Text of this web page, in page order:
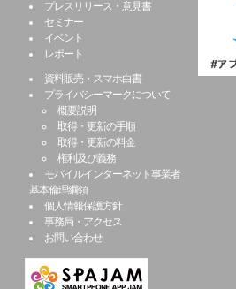
プレスリリース・意見書
セミナー
イベント
レポート
資料販売・スマホ白書
プライバシーマークについて
概要説明
取得・更新の手順
取得・更新の料金
権利及び義務
モバイルインターネット事業者
基本倫理綱領
個人情報保護方針
事務局・アクセス
お問い合わせ